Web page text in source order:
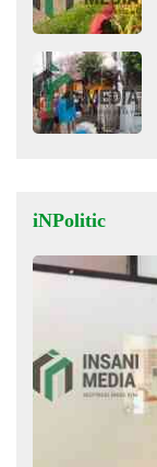
iNPolitic